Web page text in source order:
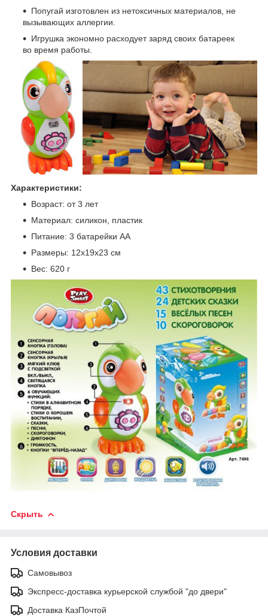
Попугай изготовлен из нетоксичных материалов, не
вызывающих аллергии.
Игрушка экономно расходует заряд своих батареек
во время работы.
Характеристики:
Возраст: от 3 лет
Материал: силикон, пластик
Питание: 3 батарейки АА
Размеры: 12х19х23 см
Вес: 620 г
Скрыть
Условия доставки
Самовывоз
Экспресс-доставка курьерской службой "до двери"
Доставка КазПочтой